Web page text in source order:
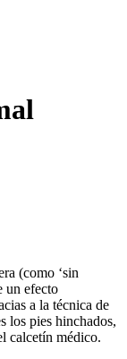
(como ‘sin
un efecto
a la técnica de
los pies hinchados,
calcetín médico.